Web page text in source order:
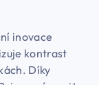
inovace
kontrast
Díky